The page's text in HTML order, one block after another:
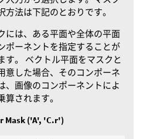
方法は下記のとおりです。
には、ある平面や全体の平面
ポーネントを指定することが
す。 ベクトル平面をマスクと
意した場合、そのコンポーネ
、画像のコンポーネントによ
算されます。
Mask ('A', 'C.r')